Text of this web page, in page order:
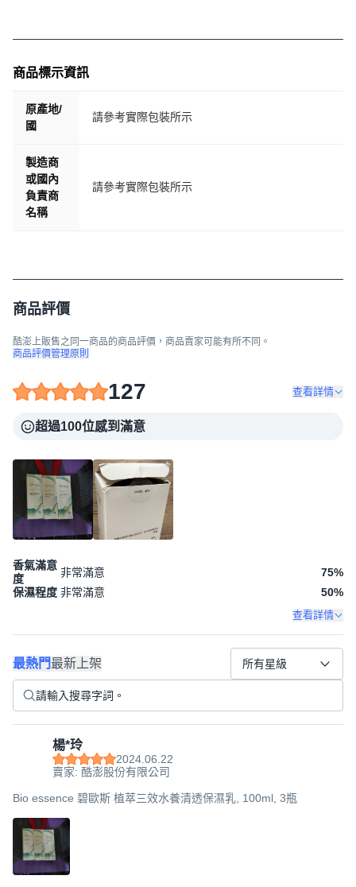
商品標示資訊
原產地/
國
請參考實際包裝所示
製造商
或國內
負責商
名稱
請參考實際包裝所示
商品評價
酷澎上販售之同一商品的商品評價，商品賣家可能有所不同。
商品評價管理原則
127 查看詳情
超過100位感到滿意
香氣滿意
度
非常滿意 75%
保濕程度 非常滿意 50%
查看詳情
最熱門最新上架 所有星級
楊*玲
2024.06.22
賣家: 酷澎股份有限公司
Bio essence 碧歐斯 植萃三效水養清透保濕乳, 100ml, 3瓶